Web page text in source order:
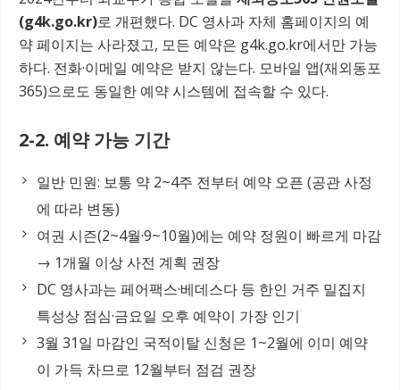
(g4k.go.kr)로 개편했다. DC 영사과 자체 홈페이지의 예
약 페이지는 사라졌고, 모든 예약은 g4k.go.kr에서만 가능
하다. 전화·이메일 예약은 받지 않는다. 모바일 앱(재외동포
365)으로도 동일한 예약 시스템에 접속할 수 있다.
2-2. 예약 가능 기간
일반 민원: 보통 약 2~4주 전부터 예약 오픈 (공관 사정
에 따라 변동)
여권 시즌(2~4월·9~10월)에는 예약 정원이 빠르게 마감
→ 1개월 이상 사전 계획 권장
DC 영사과는 페어팩스·베데스다 등 한인 거주 밀집지
특성상 점심·금요일 오후 예약이 가장 인기
3월 31일 마감인 국적이탈 신청은 1~2월에 이미 예약
이 가득 차므로 12월부터 점검 권장